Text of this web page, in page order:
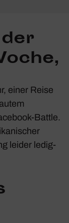
einer Reise
Battle.
leider ledig­